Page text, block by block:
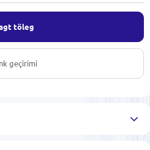
töleg
geçirimi